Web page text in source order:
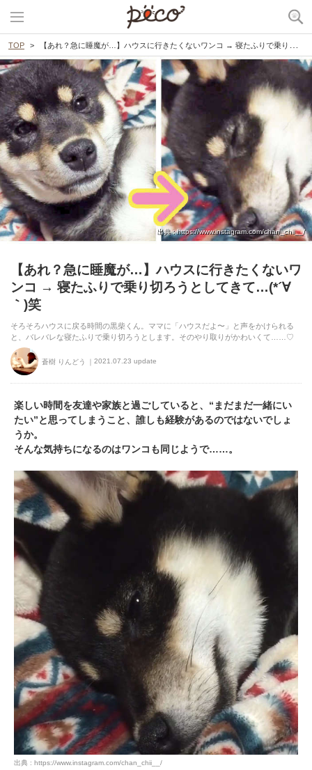
TOP 【あれ？急に睡魔が…】ハウスに行きたくないワンコ → 寝たふりで乗り切ろうとしてきて…(*´∀｀)笑
出典 : https://www.instagram.com/chan_chii__/
【あれ？急に睡魔が…】ハウスに行きたくないワ
ンコ → 寝たふりで乗り切ろうとしてきて…(*´∀
｀)笑
そろそろハウスに戻る時間の黒柴くん。ママに「ハウスだよ〜」と声をかけられる
と、バレバレな寝たふりで乗り切ろうとします。そのやり取りがかわいくて……♡
蒼樹 りんどう 2021.07.23 update
楽しい時間を友達や家族と過ごしていると、“まだまだ一緒にい
たい”と思ってしまうこと、誰しも経験があるのではないでしょ
うか。
そんな気持ちになるのはワンコも同じようで……。
出典 : https://www.instagram.com/chan_chii__/